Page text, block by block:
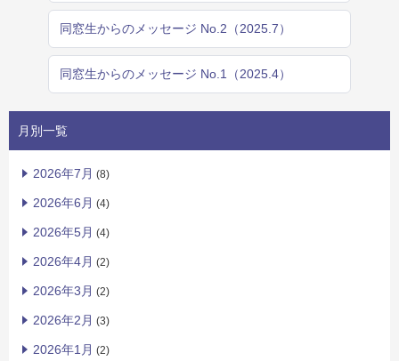
同窓生からのメッセージ No.2（2025.7）
同窓生からのメッセージ No.1（2025.4）
月別一覧
2026年7月 (8)
2026年6月 (4)
2026年5月 (4)
2026年4月 (2)
2026年3月 (2)
2026年2月 (3)
2026年1月 (2)